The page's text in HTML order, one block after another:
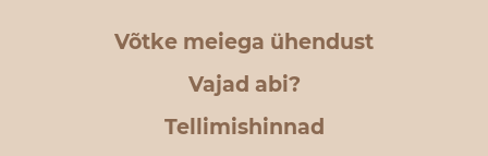
Võtke meiega ühendust
Vajad abi?
Tellimishinnad